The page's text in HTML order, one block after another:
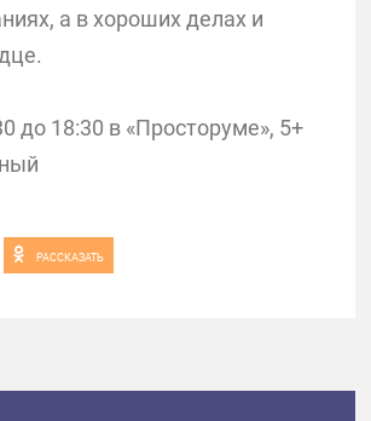
а в хороших делах и
до 18:30 в «Просторуме», 5+
РАССКАЗАТЬ